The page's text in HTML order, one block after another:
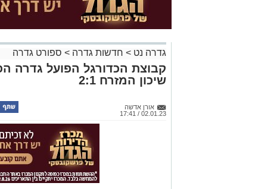
גדרה נט > חדשות גדרה > ספורט גדרה
קבוצת הכדורגל הפועל גדרה
שיכון המזרח 2:1
אורן אדשה
02.01.23 / 17:41